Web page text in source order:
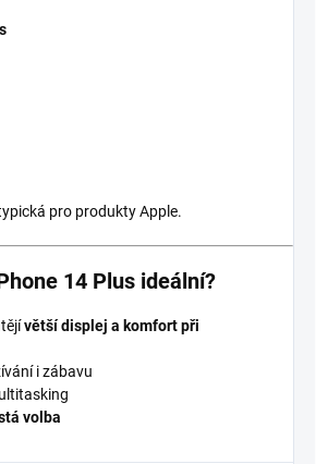
pro produkty Apple.
14 Plus ideální?
větší displej a komfort při
i zábavu
volba